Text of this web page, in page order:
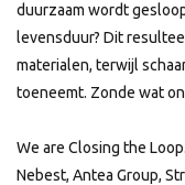
duurzaam wordt
levensduur? Dit
materialen, terwijl
toeneemt. Zonde wat
We are Closing the
Nebest, Antea Group,